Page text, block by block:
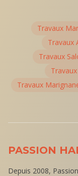
Travaux
Travaux
Travaux
Travaux
Travaux
PASSION
Depuis 2008,